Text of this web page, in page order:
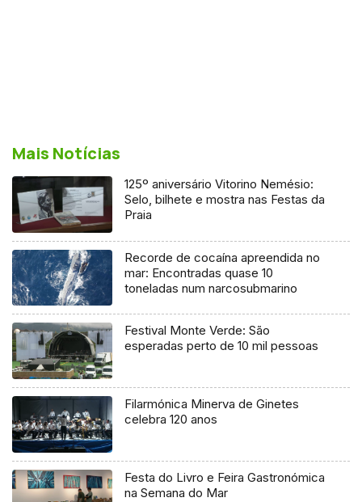
Mais Notícias
125º aniversário Vitorino Nemésio:
Selo, bilhete e mostra nas Festas da
Praia
Recorde de cocaína apreendida no
mar: Encontradas quase 10
toneladas num narcosubmarino
Festival Monte Verde: São
esperadas perto de 10 mil pessoas
Filarmónica Minerva de Ginetes
celebra 120 anos
Festa do Livro e Feira Gastronómica
na Semana do Mar